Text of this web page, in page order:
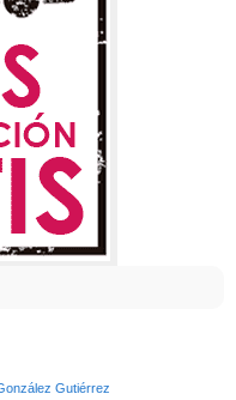
Gutiérrez